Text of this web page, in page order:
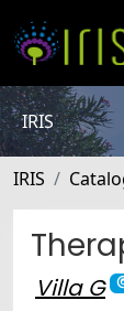
IRIS
IRIS
Villa G